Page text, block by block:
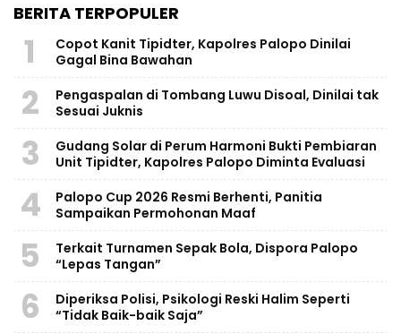
BERITA TERPOPULER
1
Copot Kanit Tipidter, Kapolres Palopo Dinilai
Gagal Bina Bawahan
2
Pengaspalan di Tombang Luwu Disoal, Dinilai tak
Sesuai Juknis
3
Gudang Solar di Perum Harmoni Bukti Pembiaran
Unit Tipidter, Kapolres Palopo Diminta Evaluasi
4
Palopo Cup 2026 Resmi Berhenti, Panitia
Sampaikan Permohonan Maaf
5
Terkait Turnamen Sepak Bola, Dispora Palopo
“Lepas Tangan”
6
Diperiksa Polisi, Psikologi Reski Halim Seperti
“Tidak Baik-baik Saja”